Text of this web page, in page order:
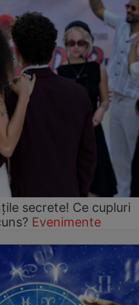
secrete! Ce cupluri
Evenimente